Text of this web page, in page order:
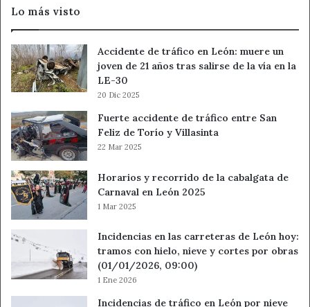
ABANCA
Lo más visto
Accidente de tráfico en León: muere un
joven de 21 años tras salirse de la vía en la
LE-30
20 Dic 2025
Fuerte accidente de tráfico entre San
Feliz de Torío y Villasinta
22 Mar 2025
Horarios y recorrido de la cabalgata de
Carnaval en León 2025
1 Mar 2025
Incidencias en las carreteras de León hoy:
tramos con hielo, nieve y cortes por obras
(01/01/2026, 09:00)
1 Ene 2026
Incidencias de tráfico en León por nieve